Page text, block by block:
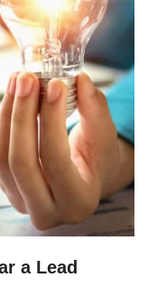
a Lead